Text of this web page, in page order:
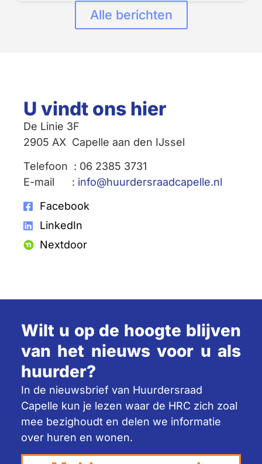
Alle berichten
U vindt ons hier
De Linie 3F
2905 AX Capelle aan den IJssel
Telefoon : 06 2385 3731
E-mail : info@huurdersraadcapelle.nl
Facebook
LinkedIn
Nextdoor
Wilt u op de hoogte blijven
van het nieuws voor u als
huurder?
In de nieuwsbrief van Huurdersraad
Capelle kun je lezen waar de HRC zich zoal
mee bezighoudt en delen we informatie
over huren en wonen.